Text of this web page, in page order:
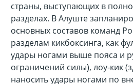
страны, выступающих в
разделах. В Алуште
основных составов команд
разделам кикбоксинга, как
удары ногами выше пояса и
ограничений силы), лоу-кик
наносить удары ногами по